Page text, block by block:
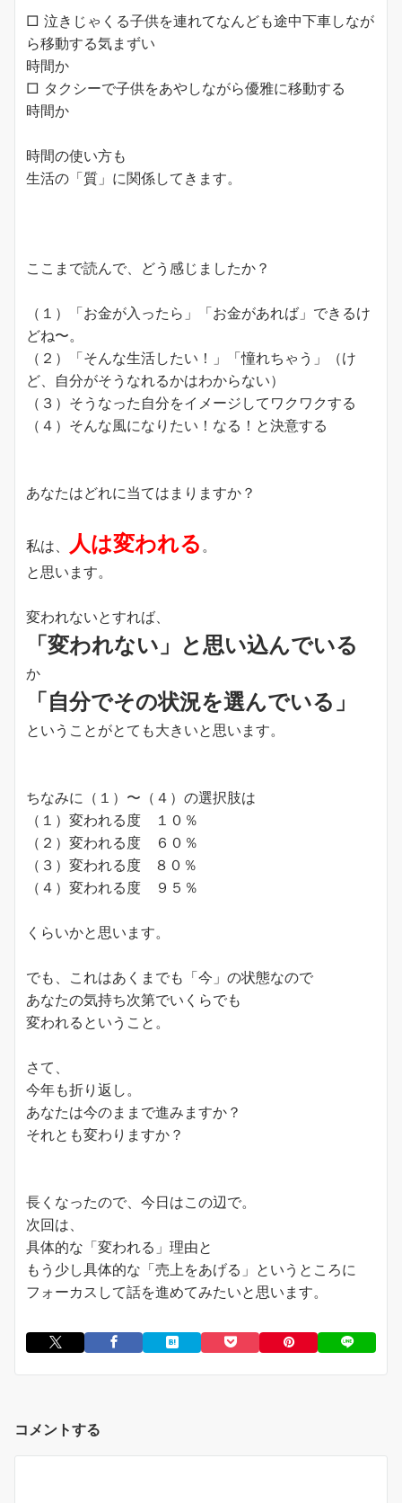
□ 泣きじゃくる子供を連れてなんども途中下車しなが
ら移動する気まずい
時間か
□ タクシーで子供をあやしながら優雅に移動する
時間か
時間の使い方も
生活の「質」に関係してきます。
ここまで読んで、どう感じましたか？
（１）「お金が入ったら」「お金があれば」できるけ
どね〜。
（２）「そんな生活したい！」「憧れちゃう」（け
ど、自分がそうなれるかはわからない）
（３）そうなった自分をイメージしてワクワクする
（４）そんな風になりたい！なる！と決意する
あなたはどれに当てはまりますか？
私は、 人は変われる 。
と思います。
変われないとすれば、
「変われない」と思い込んでいる
か
「自分でその状況を選んでいる」
ということがとても大きいと思います。
ちなみに（１）〜（４）の選択肢は
（１）変われる度 １０％
（２）変われる度 ６０％
（３）変われる度 ８０％
（４）変われる度 ９５％
くらいかと思います。
でも、これはあくまでも「今」の状態なので
あなたの気持ち次第でいくらでも
変われるということ。
さて、
今年も折り返し。
あなたは今のままで進みますか？
それとも変わりますか？
長くなったので、今日はこの辺で。
次回は、
具体的な「変われる」理由と
もう少し具体的な「売上をあげる」というところに
フォーカスして話を進めてみたいと思います。
コメントする